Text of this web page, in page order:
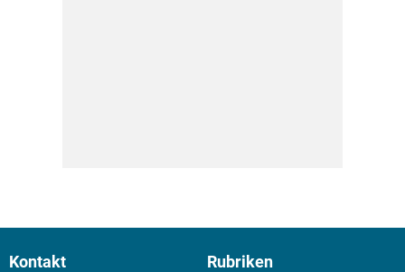
Kontakt Rubriken